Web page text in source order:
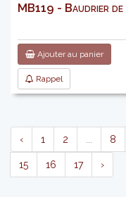
MB119 - Baudrier
Ajouter au panier
Rappel
‹ 1 2 8
15 16 17 ›